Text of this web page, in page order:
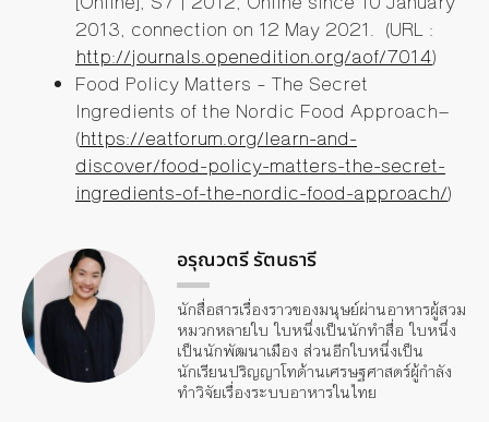
2013, connection on 12 May 2021. (URL :
http://journals.openedition.org/aof/7014)
Food Policy Matters – The Secret
Ingredients of the Nordic Food Approach—
(https://eatforum.org/learn-and-
discover/food-policy-matters-the-secret-
ingredients-of-the-nordic-food-approach/)
อรุณวตรี รัตนธารี
นักสื่อสารเรื่องราวของมนุษย์ผ่านอาหารผู้สวม
หมวกหลายใบ ใบหนึ่งเป็นนักทำสื่อ ใบหนึ่ง
เป็นนักพัฒนาเมือง ส่วนอีกใบหนึ่งเป็น
นักเรียนปริญญาโทด้านเศรษฐศาสตร์ผู้กำลัง
ทำวิจัยเรื่องระบบอาหารในไทย